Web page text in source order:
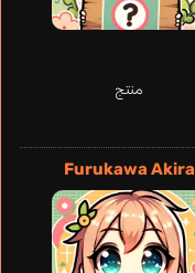
منتج
Furukawa Akira
Hibiki Yuuta